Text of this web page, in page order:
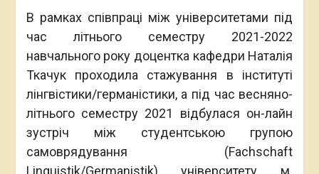
В рамках співпраці між університетами під
час літнього семестру 2021-2022
навчального року доцентка кафедри Наталія
Ткачук проходила стажування в інституті
лінгвістики/германістики, а під час весняно-
літнього семестру 2021 відбулася он-лайн
зустріч між студентською групою
самоврядування (Fachschaft
Linguistik/Germanistik) університету м.